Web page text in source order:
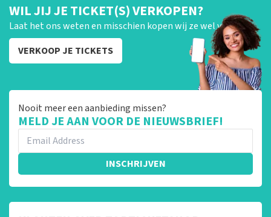
WIL JIJ JE TICKET(S) VERKOPEN?
Laat het ons weten en misschien kopen wij ze wel van je!
VERKOOP JE TICKETS
Nooit meer een aanbieding missen?
MELD JE AAN VOOR DE NIEUWSBRIEF!
INSCHRIJVEN